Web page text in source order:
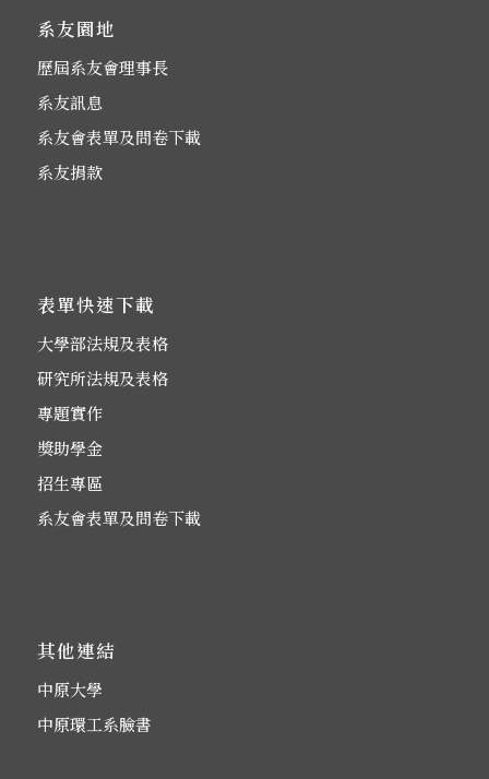
系友園地
歷屆系友會理事長
系友訊息
系友會表單及問卷下載
系友捐款
表單快速下載
大學部法規及表格
研究所法規及表格
專題實作
獎助學金
招生專區
系友會表單及問卷下載
其他連結
中原大學
中原環工系臉書